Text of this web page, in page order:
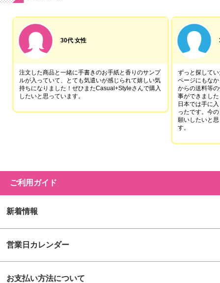
30代 女性
注文した商品と一緒に手書きのお手紙と香りのサンプ
ルが入っていて、とても気遣いが感じられて嬉しい気
持ちになりました！ぜひまたCasual+Styleさんで購入
したいと思っています。
ずっと探して
ページにもな
からの送料等
事ができました
日本では手に
ったです。今
願いしたいと
す。
ご利用ガイド
新着情報
営業日カレンダー
お支払い方法について